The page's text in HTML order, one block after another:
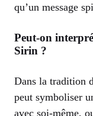
qu’un message
Peut-on
Sirin ?
Dans la tradition
peut symboliser
avec soi-même,